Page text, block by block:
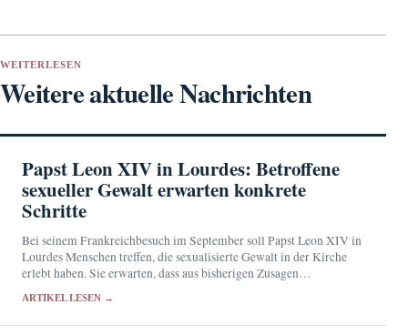
WEITERLESEN
Weitere aktuelle Nachrichten
Papst Leon XIV in Lourdes: Betroffene
sexueller Gewalt erwarten konkrete
Schritte
Bei seinem Frankreichbesuch im September soll Papst Leon XIV in
Lourdes Menschen treffen, die sexualisierte Gewalt in der Kirche
erlebt haben. Sie erwarten, dass aus bisherigen Zusagen
ARTIKEL LESEN →